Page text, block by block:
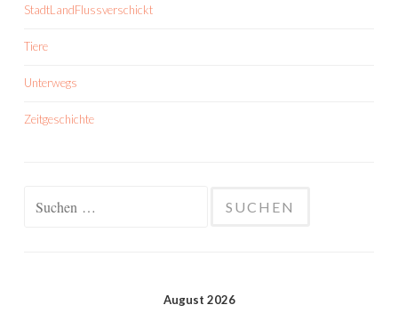
StadtLandFlussverschickt
Tiere
Unterwegs
Zeitgeschichte
August 2026